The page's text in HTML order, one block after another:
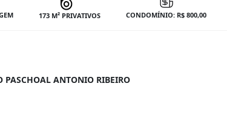
173 M² PRIVATIVOS CONDOMÍNIO: R$ 800,00
PASCHOAL ANTONIO RIBEIRO